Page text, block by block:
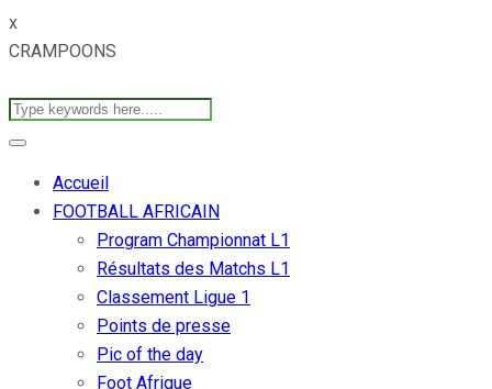
x
CRAMPOONS
Accueil
FOOTBALL AFRICAIN
Program Championnat L1
Résultats des Matchs L1
Classement Ligue 1
Points de presse
Pic of the day
Foot Afrique